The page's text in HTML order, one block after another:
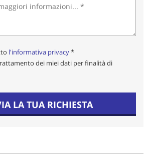
l'informativa privacy*
dei miei dati per finalità di
LA TUA RICHIESTA